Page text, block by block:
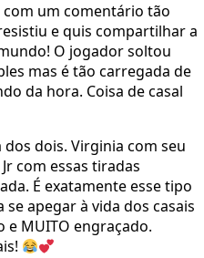
com um comentário tão
e quis compartilhar a
O jogador soltou
mas é tão carregada de
da hora. Coisa de casal
dois. Virginia com seu
com essas tiradas
É exatamente esse tipo
apegar à vida dos casais
e MUITO engraçado.